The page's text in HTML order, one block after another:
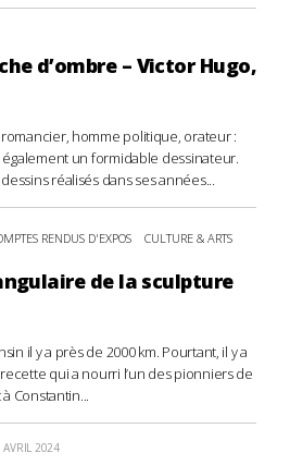
d’ombre – Victor Hugo,
homme politique, orateur :
un formidable dessinateur.
réalisés dans ses années...
RENDUS D'EXPOS CULTURE & ARTS
de la sculpture
il y a près de 2000 km. Pourtant, il y a
qui a nourri l’un des pionniers de
Constantin...
AVRIL 2024